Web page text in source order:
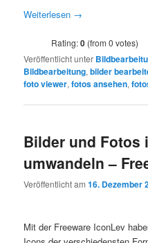
Weiterlesen →
Rating:0 (from 0 votes)
Veröffentlicht unter
Bildbearbeitung,bilder
foto viewer,fotos ansehen,
Bilder und Fotos
umwandeln –
Veröffentlicht am16. Dezember
Mit der Freeware IconLev